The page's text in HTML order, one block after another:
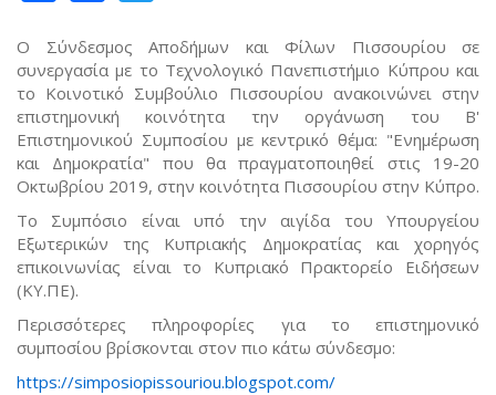
Ο Σύνδεσμος Αποδήμων και Φίλων Πισσουρίου σε
συνεργασία με το Τεχνολογικό Πανεπιστήμιο Κύπρου και
το Κοινοτικό Συμβούλιο Πισσουρίου ανακοινώνει στην
επιστημονική κοινότητα την οργάνωση του Β'
Επιστημονικού Συμποσίου με κεντρικό θέμα: "Ενημέρωση
και Δημοκρατία" που θα πραγματοποιηθεί στις 19-20
Οκτωβρίου 2019, στην κοινότητα Πισσουρίου στην Κύπρο.
Το Συμπόσιο είναι υπό την αιγίδα του Υπουργείου
Εξωτερικών της Κυπριακής Δημοκρατίας και χορηγός
επικοινωνίας είναι το Κυπριακό Πρακτορείο Ειδήσεων
(ΚΥ.ΠΕ).
Περισσότερες πληροφορίες για το επιστημονικό
συμποσίου βρίσκονται στον πιο κάτω σύνδεσμο:
https://simposiopissouriou.blogspot.com/